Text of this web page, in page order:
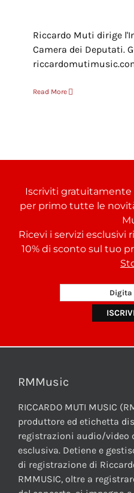
Riccardo Muti dirige
Camera dei Deputati.
Read More
Iscriviti gratuitamente
per primo tutte le
Ricevi i servizi esclusivi
10% di sconto sul tuo
RMMusic
RICCARDO MUTI MUSIC
produttore ed etichetta
registrazioni audio/video
esclusiva. Detiene e
di registrazione di
RMMUSIC, oltre a